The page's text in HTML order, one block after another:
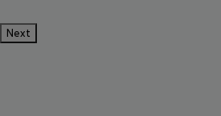
Next